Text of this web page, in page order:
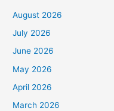
August 2026
July 2026
June 2026
May 2026
April 2026
March 2026